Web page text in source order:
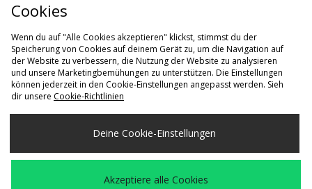
Lieferung Nach
Deutschland
Wir akzeptieren die folgenden Zahlungsmethoden
Cookies
Wenn du auf "Alle Cookies akzeptieren" klickst, stimmst du der
Speicherung von Cookies auf deinem Gerät zu, um die Navigation auf
der Website zu verbessern, die Nutzung der Website zu analysieren
und unsere Marketingbemühungen zu unterstützen. Die Einstellungen
können jederzeit in den Cookie-Einstellungen angepasst werden. Sieh
dir unsere Cookie-Richtlinien
Deine Cookie-Einstellungen
Akzeptiere alle Cookies